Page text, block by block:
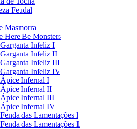
Feudal
Masmorra
Here Be Monsters
Garganta Infeliz I
Garganta Infeliz II
Garganta Infeliz III
Garganta Infeliz IV
Ápice Infernal I
Ápice Infernal II
Ápice Infernal III
Ápice Infernal IV
Fenda das Lamentações l
Fenda das Lamentações ll